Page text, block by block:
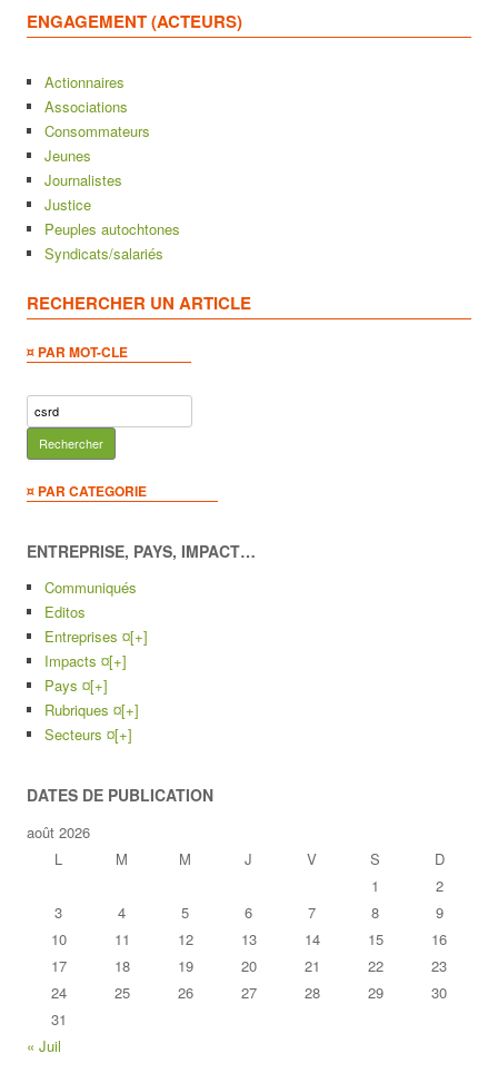
ENGAGEMENT (ACTEURS)
Actionnaires
Associations
Consommateurs
Jeunes
Journalistes
Justice
Peuples autochtones
Syndicats/salariés
RECHERCHER UN ARTICLE
¤ PAR MOT-CLE
Rechercher :
¤ PAR CATEGORIE
ENTREPRISE, PAYS, IMPACT…
Communiqués
Editos
Entreprises ¤[+]
Impacts ¤[+]
Pays ¤[+]
Rubriques ¤[+]
Secteurs ¤[+]
DATES DE PUBLICATION
août 2026
L
M M J V S
D
1
2
3
4 5 6 7 8
9
10
11 12 13 14 15
16
17
18 19 20 21 22
23
24
25 26 27 28 29
30
31
« Juil